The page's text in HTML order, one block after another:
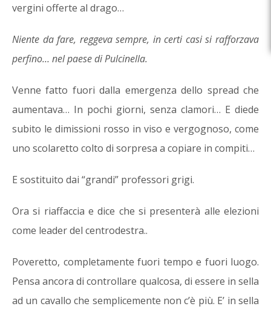
vergini offerte al drago…
Niente da fare, reggeva sempre, in certi casi si rafforzava
perfino… nel paese di Pulcinella.
Venne fatto fuori dalla emergenza dello spread che
aumentava… In pochi giorni, senza clamori… E diede
subito le dimissioni rosso in viso e vergognoso, come
uno scolaretto colto di sorpresa a copiare in compiti…
E sostituito dai “grandi” professori grigi.
Ora si riaffaccia e dice che si presenterà alle elezioni
come leader del centrodestra..
Poveretto, completamente fuori tempo e fuori luogo.
Pensa ancora di controllare qualcosa, di essere in sella
ad un cavallo che semplicemente non c’è più. E’ in sella